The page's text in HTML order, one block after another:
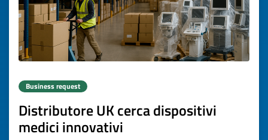
Business request
Distributore UK cerca dispositivi
medici innovativi